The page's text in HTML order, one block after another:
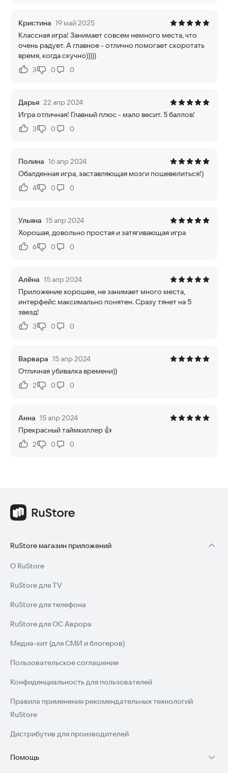
Кристина 19 май 2025
Классная игра! Занимает совсем немного места, что
очень радует. А главное - отлично помогает скоротать
время, когда скучно)))))
Нравится:
3Не нравится:
0 0
Дарья 22 апр 2024
Игра отличная! Главный плюс - мало весит. 5 баллов!
Нравится:
3Не нравится:
0 0
Полина 16 апр 2024
Обалденная игра, заставляющая мозги пошевелиться!)
Нравится:
4Не нравится:
0 0
Ульяна 15 апр 2024
Хорошая, довольно простая и затягивающая игра
Нравится:
6Не нравится:
0 0
Алёна 15 апр 2024
Приложение хорошее, не занимает много места,
интерфейс максимально понятен. Сразу тянет на 5
звезд!
Нравится:
3Не нравится:
0 0
Варвара 15 апр 2024
Отличная убивалка времени))
Нравится:
2Не нравится:
0 0
Анна 15 апр 2024
Прекрасный таймкиллер 👍
Нравится:
2Не нравится:
0 0
RuStore магазин приложений
О RuStore
RuStore для TV
RuStore для телефона
RuStore для ОС Аврора
Медиа-кит (для СМИ и блогеров)
Пользовательское соглашение
Конфиденциальность для пользователей
Правила применения рекомендательных технологий
RuStore
Дистрибутив для производителей
Помощь